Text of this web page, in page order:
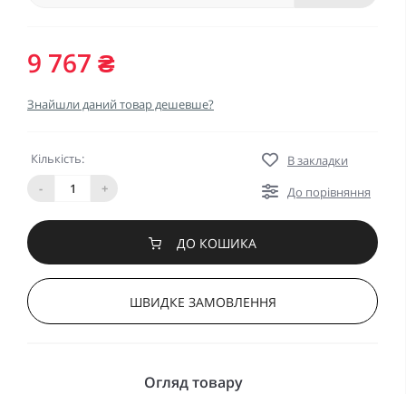
9 767 ₴
Знайшли даний товар дешевше?
Кількість:
-
+
В закладки
До порівняння
ДО КОШИКА
ШВИДКЕ ЗАМОВЛЕННЯ
Огляд товару